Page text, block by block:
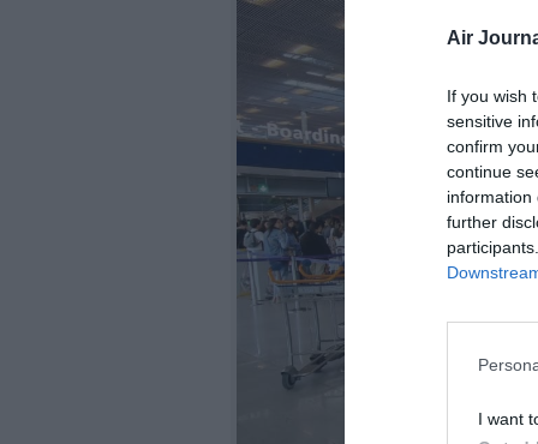
Air
If you wish
sensitive
confirm
continue
information
further
I want